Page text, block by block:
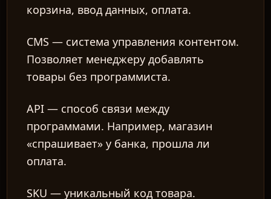
корзина, ввод данных, оплата.
CMS — система управления контентом.
Позволяет менеджеру добавлять
товары без программиста.
API — способ связи между
программами. Например, магазин
«спрашивает» у банка, прошла ли
оплата.
SKU — уникальный код товара.